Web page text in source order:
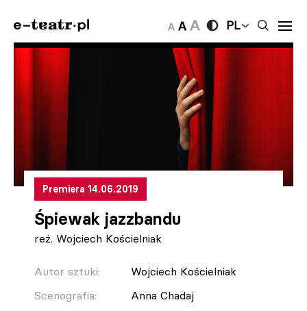
PL
Premiera 14.06.2019
Śpiewak jazzbandu
reż. Wojciech Kościelniak
Autor sztuki:
Wojciech Kościelniak
Scenografia:
Anna Chadaj